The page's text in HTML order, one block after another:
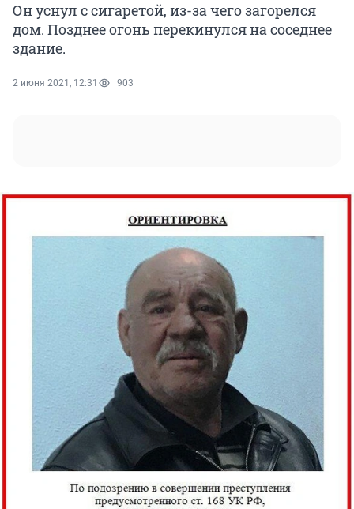
Он уснул с сигаретой, из-за чего загорелся
дом. Позднее огонь перекинулся на соседнее
здание.
2 июня 2021, 12:31 903